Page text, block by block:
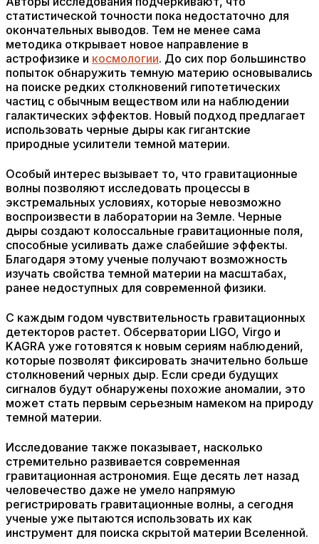
статистической точности пока недостаточно для
окончательных выводов. Тем не менее сама
методика открывает новое направление в
астрофизике и космологии. До сих пор большинство
попыток обнаружить темную материю основывались
на поиске редких столкновений гипотетических
частиц с обычным веществом или на наблюдении
галактических эффектов. Новый подход предлагает
использовать черные дыры как гигантские
природные усилители темной материи.
Особый интерес вызывает то, что гравитационные
волны позволяют исследовать процессы в
экстремальных условиях, которые невозможно
воспроизвести в лаборатории на Земле. Черные
дыры создают колоссальные гравитационные поля,
способные усиливать даже слабейшие эффекты.
Благодаря этому ученые получают возможность
изучать свойства темной материи на масштабах,
ранее недоступных для современной физики.
С каждым годом чувствительность гравитационных
детекторов растет. Обсерватории LIGO, Virgo и
KAGRA уже готовятся к новым сериям наблюдений,
которые позволят фиксировать значительно больше
столкновений черных дыр. Если среди будущих
сигналов будут обнаружены похожие аномалии, это
может стать первым серьезным намеком на природу
темной материи.
Исследование также показывает, насколько
стремительно развивается современная
гравитационная астрономия. Еще десять лет назад
человечество даже не умело напрямую
регистрировать гравитационные волны, а сегодня
ученые уже пытаются использовать их как
инструмент для поиска скрытой материи Вселенной.